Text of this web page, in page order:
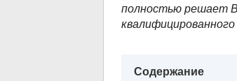
полностью решает
Содержание